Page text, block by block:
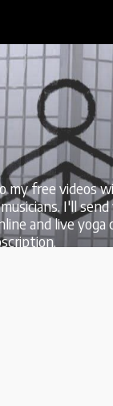
my free videos
I'll send
and live yoga